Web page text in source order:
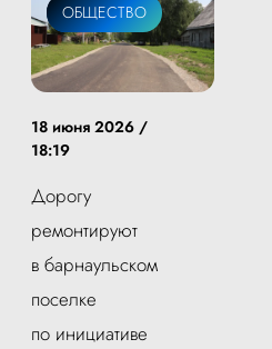
ЖКХ
ОБЩЕСТВО
18 июня 2026 /
18:19
Дорогу
ремонтируют
в барнаульском
поселке
по инициативе